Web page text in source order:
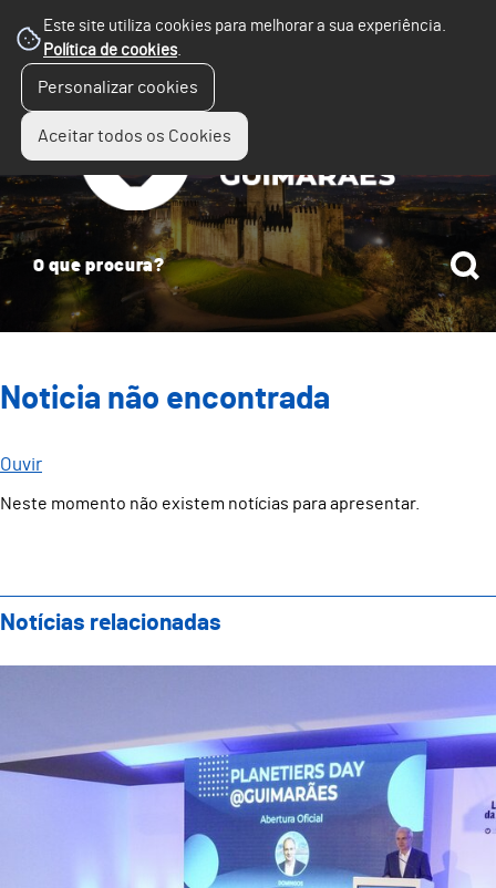
Este site utiliza cookies para melhorar a sua experiência.
Política de cookies.
Personalizar cookies
Aceitar todos os Cookies
Noticia não encontrada
Ouvir
Neste momento não existem notícias para apresentar.
Notícias relacionadas